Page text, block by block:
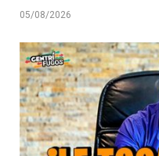
05/08/2026